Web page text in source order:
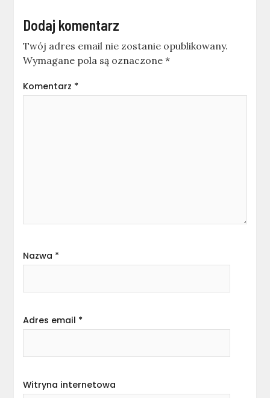
Dodaj komentarz
Twój adres email nie zostanie opublikowany.
Wymagane pola są oznaczone*
Komentarz *
Nazwa *
Adres email *
Witryna internetowa